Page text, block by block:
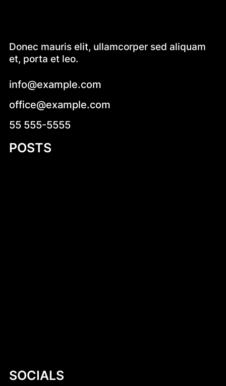
Donec mauris elit, ullamcorper sed aliquam
et, porta et leo.
info@example.com
office@example.com
55 555-5555
POSTS
SOCIALS